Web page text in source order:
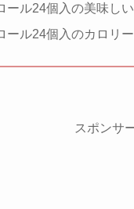
ール24個入の美味し
ール24個入のカロリ
スポンサ